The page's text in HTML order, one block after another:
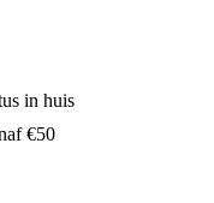
in huis
€50